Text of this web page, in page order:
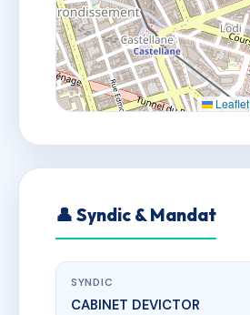
Leaflet
👤 Syndic & Mandat
SYNDIC
CABINET DEVICTOR